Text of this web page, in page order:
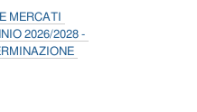
MERCATI
2026/2028 -